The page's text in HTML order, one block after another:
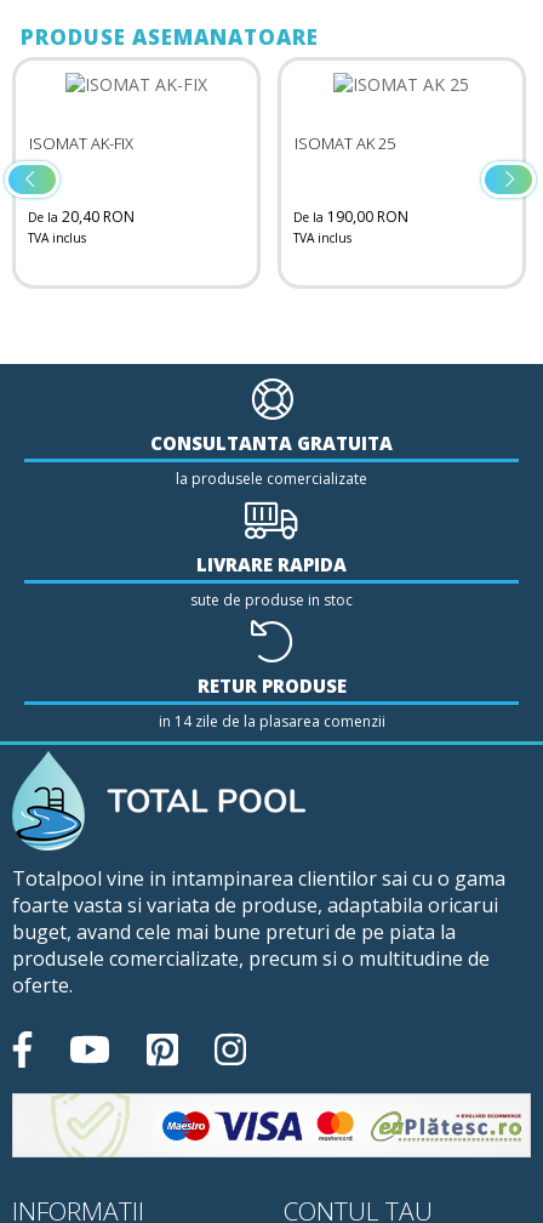
PRODUSE ASEMANATOARE
ISOMAT AK-FIX
De la 20,40 RON
TVA inclus
ISOMAT AK 25
De la 190,00 RON
TVA inclus
CONSULTANTA GRATUITA
la produsele comercializate
LIVRARE RAPIDA
sute de produse in stoc
RETUR PRODUSE
in 14 zile de la plasarea comenzii
Totalpool vine in intampinarea clientilor sai cu o gama
foarte vasta si variata de produse, adaptabila oricarui
buget, avand cele mai bune preturi de pe piata la
produsele comercializate, precum si o multitudine de
oferte.
INFORMATII CONTUL TAU